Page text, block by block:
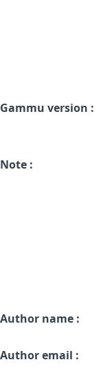
Gammu version :
Note :
Author name :
Author email :